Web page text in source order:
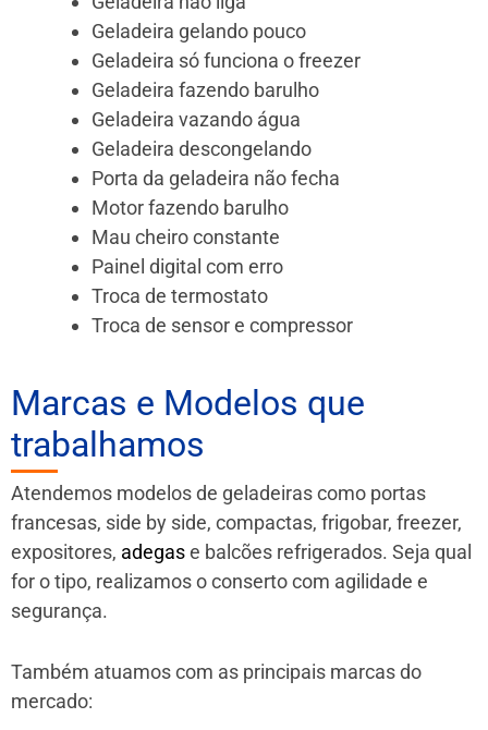
Geladeira gelando pouco
Geladeira só funciona o freezer
Geladeira fazendo barulho
Geladeira vazando água
Geladeira descongelando
Porta da geladeira não fecha
Motor fazendo barulho
Mau cheiro constante
Painel digital com erro
Troca de termostato
Troca de sensor e compressor
Marcas e Modelos que
trabalhamos
Atendemos modelos de geladeiras como portas
francesas, side by side, compactas, frigobar, freezer,
expositores, adegase balcões refrigerados. Seja qual
for o tipo, realizamos o conserto com agilidade e
segurança.
Também atuamos com as principais marcas do
mercado: